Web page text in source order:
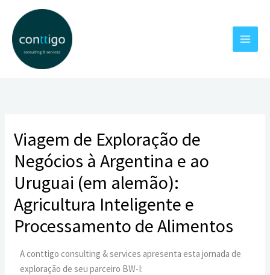
content
Viagem de Exploração de
Negócios à Argentina e ao
Uruguai (em alemão):
Agricultura Inteligente e
Processamento de Alimentos
A conttigo consulting & services apresenta esta jornada de
exploração de seu parceiro BW-I: